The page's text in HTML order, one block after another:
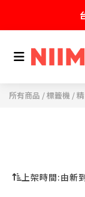
🚚
所有商品 /標籤機 /
上架時間:由新